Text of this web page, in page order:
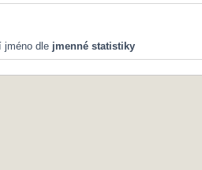
dle jmenné statistiky